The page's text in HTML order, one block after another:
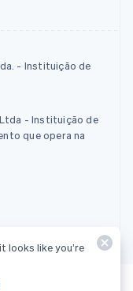
- Instituição de
- Instituição de
que opera na
looks like you’re